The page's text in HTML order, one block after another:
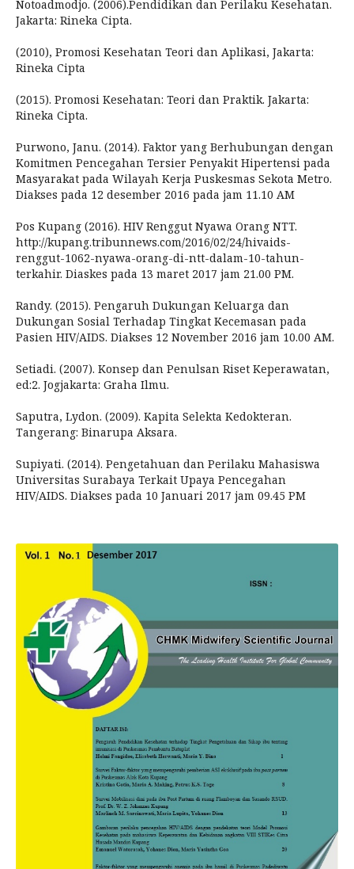
Notoadmodjo. (2006).Pendidikan dan Perilaku Kesehatan.
Jakarta: Rineka Cipta.
(2010), Promosi Kesehatan Teori dan Aplikasi, Jakarta:
Rineka Cipta
(2015). Promosi Kesehatan: Teori dan Praktik. Jakarta:
Rineka Cipta.
Purwono, Janu. (2014). Faktor yang Berhubungan dengan
Komitmen Pencegahan Tersier Penyakit Hipertensi pada
Masyarakat pada Wilayah Kerja Puskesmas Sekota Metro.
Diakses pada 12 desember 2016 pada jam 11.10 AM
Pos Kupang (2016). HIV Renggut Nyawa Orang NTT.
http://kupang.tribunnews.com/2016/02/24/hivaids-
renggut-1062-nyawa-orang-di-ntt-dalam-10-tahun-
terkahir. Diaskes pada 13 maret 2017 jam 21.00 PM.
Randy. (2015). Pengaruh Dukungan Keluarga dan
Dukungan Sosial Terhadap Tingkat Kecemasan pada
Pasien HIV/AIDS. Diakses 12 November 2016 jam 10.00 AM.
Setiadi. (2007). Konsep dan Penulsan Riset Keperawatan,
ed:2. Jogjakarta: Graha Ilmu.
Saputra, Lydon. (2009). Kapita Selekta Kedokteran.
Tangerang: Binarupa Aksara.
Supiyati. (2014). Pengetahuan dan Perilaku Mahasiswa
Universitas Surabaya Terkait Upaya Pencegahan
HIV/AIDS. Diakses pada 10 Januari 2017 jam 09.45 PM